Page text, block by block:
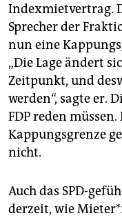
Indexmietvertrag.
Sprecher der
nun eine
„Die Lage ändert
Zeitpunkt, und
werden“, sagte er.
FDP reden
Kappungsgrenze
nicht.
Auch das SPD-
derzeit, wie